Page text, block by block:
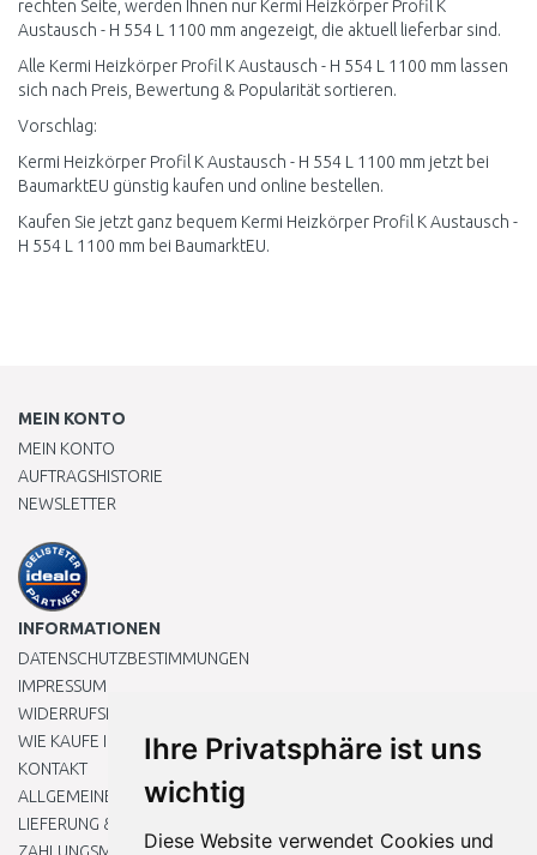
Ihre Privatsphäre ist uns
wichtig
Diese Website verwendet Cookies und
rechten Seite, werden Ihnen nur Kermi Heizkörper Profil K
Austausch - H 554 L 1100 mm angezeigt, die aktuell lieferbar sind.
Alle Kermi Heizkörper Profil K Austausch - H 554 L 1100 mm lassen
sich nach Preis, Bewertung & Popularität sortieren.
Vorschlag:
Kermi Heizkörper Profil K Austausch - H 554 L 1100 mm jetzt bei
BaumarktEU günstig kaufen und online bestellen.
Kaufen Sie jetzt ganz bequem Kermi Heizkörper Profil K Austausch -
H 554 L 1100 mm bei BaumarktEU.
MEIN KONTO
MEIN KONTO
AUFTRAGSHISTORIE
NEWSLETTER
INFORMATIONEN
DATENSCHUTZBESTIMMUNGEN
IMPRESSUM
WIDERRUFSRECHT
WIE KAUFE ICH EIN?
KONTAKT
ALLGEMEINEN GESCHÄFTSBEDINGUNGEN
LIEFERUNG & ZAHLUNG